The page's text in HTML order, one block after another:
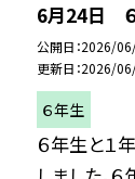
6月24日
公開日 2026/
更新日 2026/
６年生
６年生と１